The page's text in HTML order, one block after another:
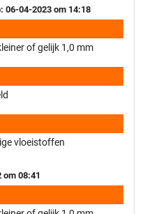
06-04-2023 om 14:18
of gelijk 1,0 mm
vloeistoffen
om 08:41